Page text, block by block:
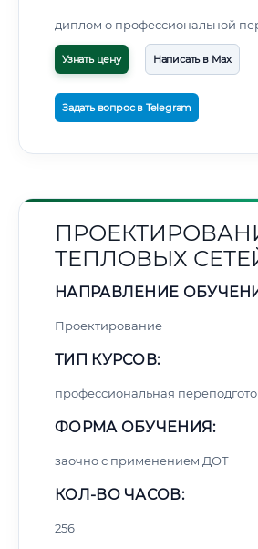
диплом о профессиональной
Узнать цену Написать в Max
Задать вопрос в Telegram
ТЕПЛОВЫХ
НАПРАВЛЕНИЕ
Проектирование
ТИП КУРСОВ:
профессиональная
ФОРМА ОБУЧЕНИЯ:
заочно с применением ДОТ
КОЛ-ВО ЧАСОВ:
256